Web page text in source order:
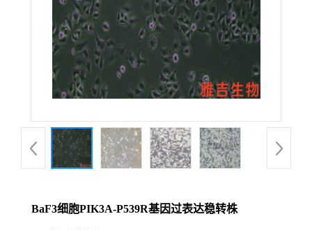
BaF3细胞PIK3A-P539R基因过表达稳转株